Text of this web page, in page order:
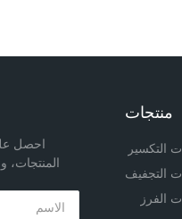
منتجات
التكسير
التجفيف
الفرز
احصل
المنتجات،